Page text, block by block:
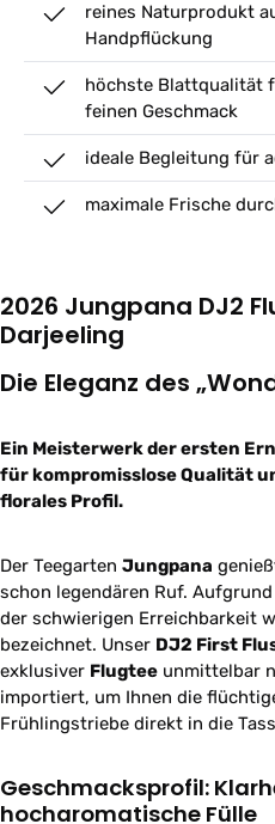
reines Naturprodukt
Handpflückung
höchste Blattqualität
feinen Geschmack
ideale Begleitung für
maximale Frische
2026 Jungpana DJ2
Darjeeling
Die Eleganz des
Ein Meisterwerk der ersten
für kompromisslose Qualität
florales Profil.
Der Teegarten Jungpana
schon legendären Ruf.
der schwierigen Erreichbarkeit
bezeichnet. Unser DJ2 First
exklusiver Flugtee unmittelbar
importiert, um Ihnen die
Frühlingstriebe direkt in die
Geschmacksprofil:
hocharomatische Fülle